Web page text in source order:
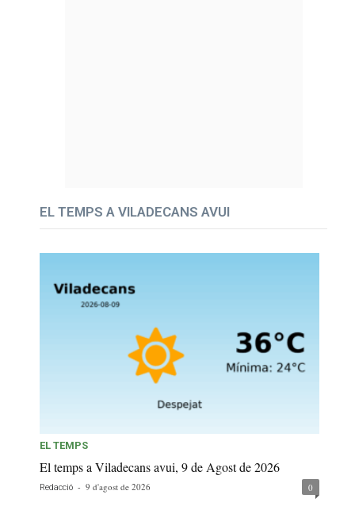
EL TEMPS A VILADECANS AVUI
EL TEMPS
El temps a Viladecans avui, 9 de Agost de 2026
Redacció - 9 d'agost de 2026 0